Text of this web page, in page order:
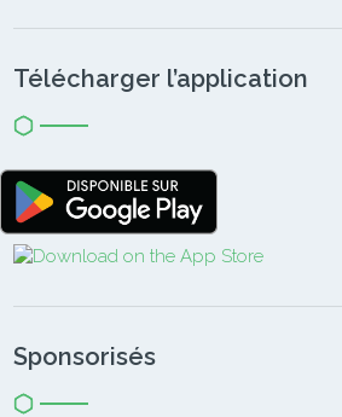
Télécharger l’application
Sponsorisés